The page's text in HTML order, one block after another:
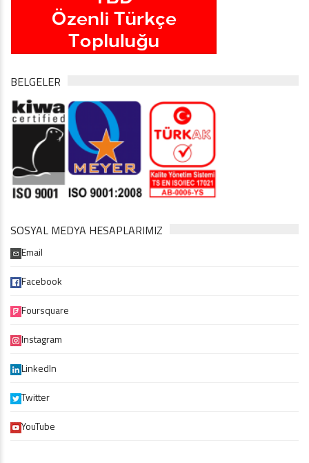
BELGELER
SOSYAL MEDYA HESAPLARIMIZ
Email
Facebook
Foursquare
Instagram
LinkedIn
Twitter
YouTube